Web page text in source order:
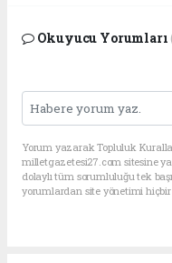
Okuyucu Yorumları
Yorum yazarak Topluluk
milletgazetesi27.com sitesine
dolaylı tüm sorumluluğu tek
yorumlardan site yönetimi